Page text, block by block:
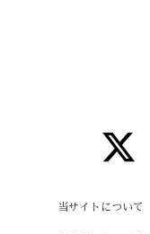
当サイトについて